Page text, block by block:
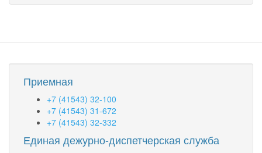
Приемная
+7 (41543) 32-100
+7 (41543) 31-672
+7 (41543) 32-332
Единая дежурно-диспетчерская служба